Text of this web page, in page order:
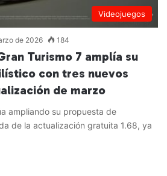
Videojuegos
de 2026 184
Turismo 7 amplía su
con tres nuevos
de marzo
ampliando su propuesta de
de la actualización gratuita 1.68, ya